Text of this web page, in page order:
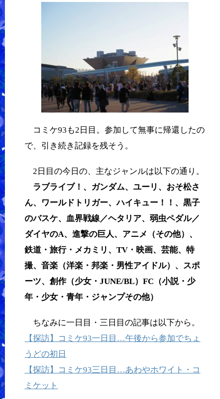
コミケ93も2日目。参加して無事に帰還したの
で、引き続き記録を残そう。
2日目の今日の、主なジャンルは以下の通り。
ラブライブ！、ガンダム、ユーリ、おそ松さ
ん、ワールドトリガー、ハイキュー！！、黒子
のバスケ、血界戦線／ヘタリア、弱虫ペダル／
ダイヤのA、進撃の巨人、アニメ（その他）、
鉄道・旅行・メカミリ、TV・映画、芸能、特
撮、音楽（洋楽・邦楽・男性アイドル）、スポ
ーツ、創作（少女・JUNE/BL）FC（小説・少
年・少女・青年・ジャンプその他）
ちなみに一日目・三日目の記事は以下から。
【探訪】コミケ93一日目…午後から参加でちょ
うどの初日
【探訪】コミケ93三日目…あわやホワイト・コ
ミケット